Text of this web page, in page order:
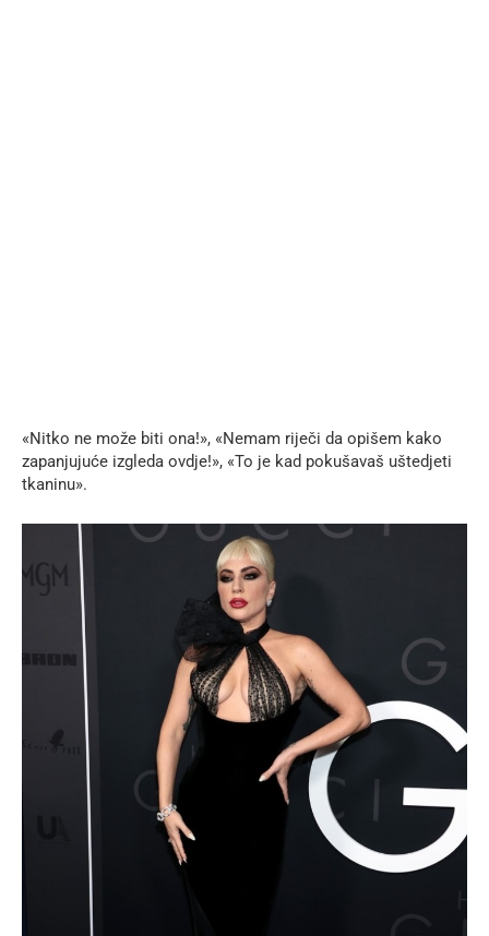
«Nitko ne može biti ona!», «Nemam riječi da opišem kako
zapanjujuće izgleda ovdje!», «To je kad pokušavaš uštedjeti
tkaninu».